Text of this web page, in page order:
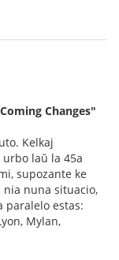
Changes"
Kelkaj
laŭ la 45a
supozante ke
nia nuna situacio,
paralelo estas:
Mylan,